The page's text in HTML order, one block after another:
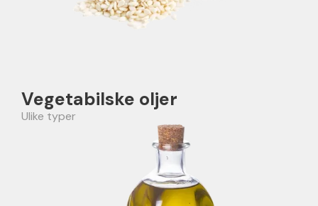
Vegetabilske oljer
Ulike typer